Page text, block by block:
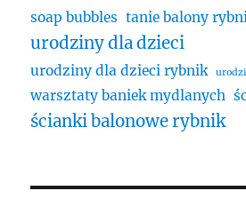
soap bubbles tanie balony
urodziny dla dzieci
urodziny dla dzieci rybnik
warsztaty baniek mydlanych
ścianki balonowe rybnik